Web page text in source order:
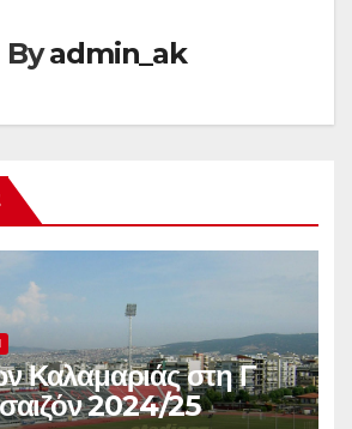
Byadmin_ak
Καλαμαριάς στη Γ
2024/25